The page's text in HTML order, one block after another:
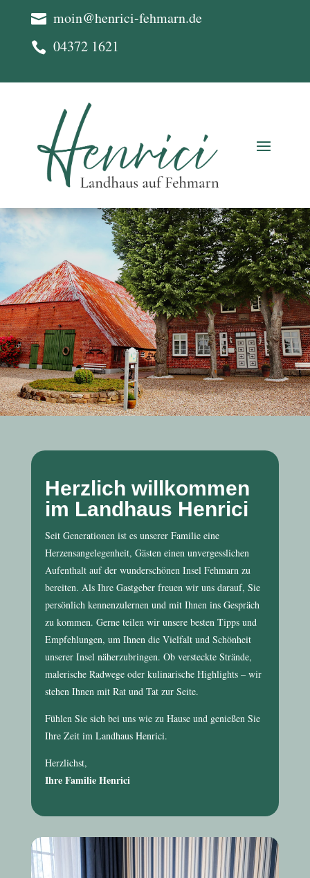
 moin@henrici-fehmarn.de
 04372 1621
Herzlich willkommen
im Landhaus Henrici
Seit Generationen ist es unserer Familie eine
Herzensangelegenheit, Gästen einen unvergesslichen
Aufenthalt auf der wunderschönen Insel Fehmarn zu
bereiten. Als Ihre Gastgeber freuen wir uns darauf, Sie
persönlich kennenzulernen und mit Ihnen ins Gespräch
zu kommen. Gerne teilen wir unsere besten Tipps und
Empfehlungen, um Ihnen die Vielfalt und Schönheit
unserer Insel näherzubringen. Ob versteckte Strände,
malerische Radwege oder kulinarische Highlights – wir
stehen Ihnen mit Rat und Tat zur Seite.
Fühlen Sie sich bei uns wie zu Hause und genießen Sie
Ihre Zeit im Landhaus Henrici.
Herzlichst,
Ihre Familie Henrici